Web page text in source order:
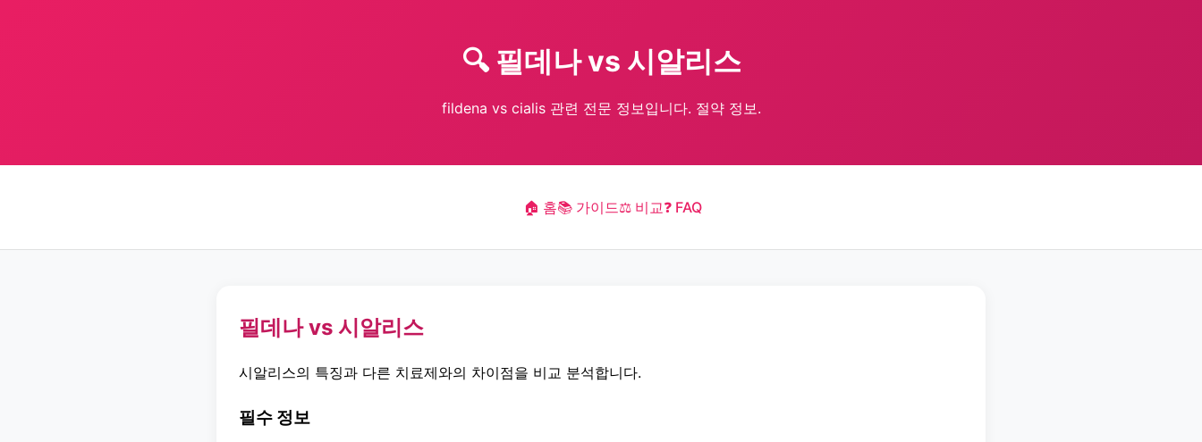
🔍 필데나 vs 시알리스
fildena vs cialis 관련 전문 정보입니다. 절약 정보.
🏠 홈📚 가이드⚖️ 비교❓ FAQ
필데나 vs 시알리스
시알리스의 특징과 다른 치료제와의 차이점을 비교 분석합니다.
필수 정보